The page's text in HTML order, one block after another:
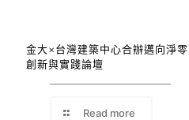
金大×台灣建築中心合辦邁向淨
創新與實踐論壇
Read more